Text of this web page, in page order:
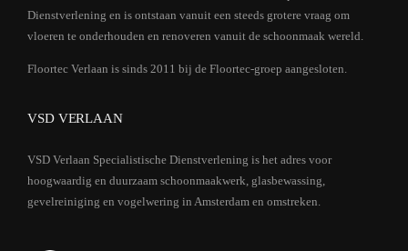
Dienstverlening en is ontstaan vanuit een steeds grotere vraag om
vloeren te onderhouden en renoveren vanuit de schoonmaak wereld.
Floortec Verlaan is sinds 2011 bij de Floortec-groep aangesloten.
VSD VERLAAN
VSD Verlaan Specialistische Dienstverlening is het adres voor
hoogwaardig en duurzaam schoonmaakwerk, glasbewassing,
gevelreiniging en vogelwering in Amsterdam en omstreken.